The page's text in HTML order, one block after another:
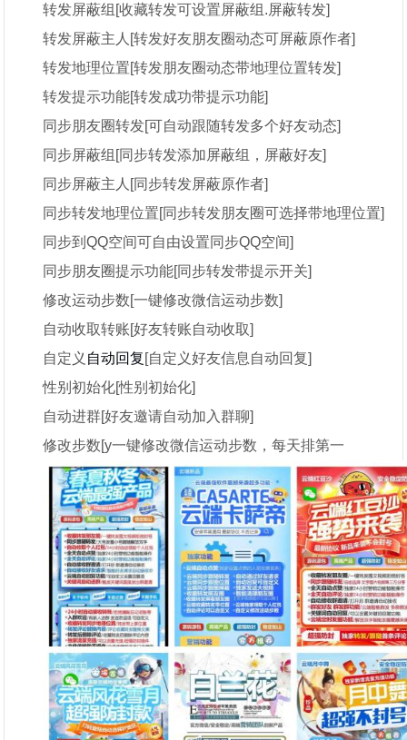
转发屏蔽组[收藏转发可设置屏蔽组.屏蔽转发]
转发屏蔽主人[转发好友朋友圈动态可屏蔽原作者]
转发地理位置[转发朋友圈动态带地理位置转发]
转发提示功能[转发成功带提示功能]
同步朋友圈转发[可自动跟随转发多个好友动态]
同步屏蔽组[同步转发添加屏蔽组，屏蔽好友]
同步屏蔽主人[同步转发屏蔽原作者]
同步转发地理位置[同步转发朋友圈可选择带地理位置]
同步到QQ空间可自由设置同步QQ空间]
同步朋友圈提示功能[同步转发带提示开关]
修改运动步数[一键修改微信运动步数]
自动收取转账[好友转账自动收取]
自定义 自动回复 [自定义好友信息自动回复]
性别初始化[性别初始化]
自动进群[好友邀请自动加入群聊]
修改步数[y一键修改微信运动步数，每天排第一